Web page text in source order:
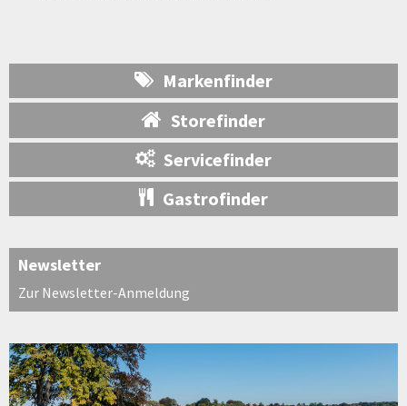
Markenfinder
Storefinder
Servicefinder
Gastrofinder
Newsletter
Zur Newsletter-Anmeldung